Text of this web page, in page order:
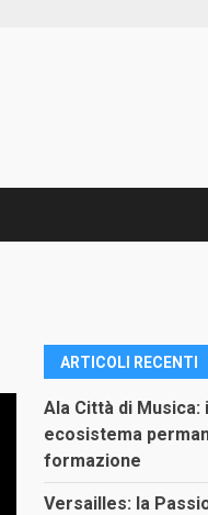
ARTICOLI RECENTI
Ala Città di
ecosistema
formazione
Versailles: la